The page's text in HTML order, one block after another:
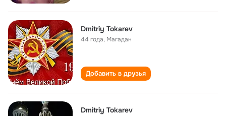
Dmitriy Tokarev
44 года, Магадан
Добавить в друзья
Dmitriy Tokarev